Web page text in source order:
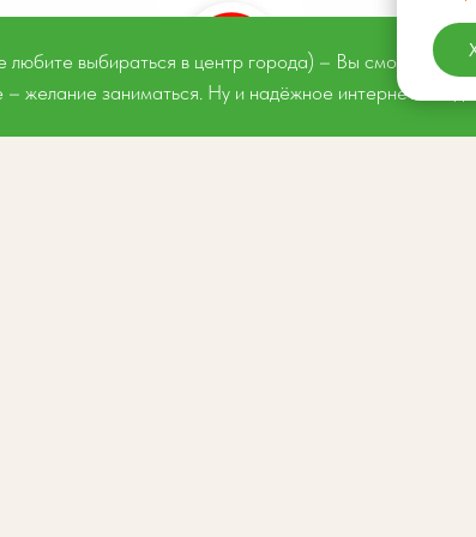
Награда
Это
наших
услуги
выбираться в центр города) – Вы сможете
желание заниматься. Ну и надёжное интернет-